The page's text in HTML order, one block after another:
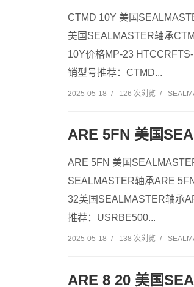
CTMD 10Y 美国
美国SEALMASTER轴承
10Y价格MP-23
销型号推荐：CTMD...
2025-05-18 / 126 次浏览 /
ARE 5FN 美国
ARE 5FN 美国
SEALMASTER轴承ARE
32美国SEALMASTER轴承
推荐：USRBE500...
2025-05-18 / 138 次浏览 /
ARE 8 20 美国